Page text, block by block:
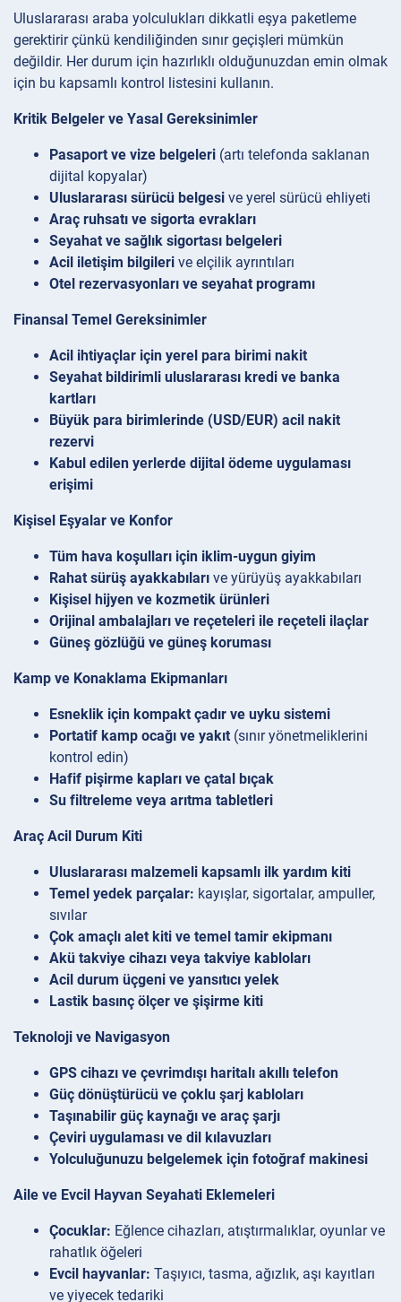
Uluslararası araba yolculukları dikkatli eşya paketleme
gerektirir çünkü kendiliğinden sınır geçişleri mümkün
değildir. Her durum için hazırlıklı olduğunuzdan emin olmak
için bu kapsamlı kontrol listesini kullanın.
Kritik Belgeler ve Yasal Gereksinimler
Pasaport ve vize belgeleri (artı telefonda saklanan
dijital kopyalar)
Uluslararası sürücü belgesi ve yerel sürücü ehliyeti
Araç ruhsatı ve sigorta evrakları
Seyahat ve sağlık sigortası belgeleri
Acil iletişim bilgileri ve elçilik ayrıntıları
Otel rezervasyonları ve seyahat programı
Finansal Temel Gereksinimler
Acil ihtiyaçlar için yerel para birimi nakit
Seyahat bildirimli uluslararası kredi ve banka
kartları
Büyük para birimlerinde (USD/EUR) acil nakit
rezervi
Kabul edilen yerlerde dijital ödeme uygulaması
erişimi
Kişisel Eşyalar ve Konfor
Tüm hava koşulları için iklim-uygun giyim
Rahat sürüş ayakkabıları ve yürüyüş ayakkabıları
Kişisel hijyen ve kozmetik ürünleri
Orijinal ambalajları ve reçeteleri ile reçeteli ilaçlar
Güneş gözlüğü ve güneş koruması
Kamp ve Konaklama Ekipmanları
Esneklik için kompakt çadır ve uyku sistemi
Portatif kamp ocağı ve yakıt (sınır yönetmeliklerini
kontrol edin)
Hafif pişirme kapları ve çatal bıçak
Su filtreleme veya arıtma tabletleri
Araç Acil Durum Kiti
Uluslararası malzemeli kapsamlı ilk yardım kiti
Temel yedek parçalar: kayışlar, sigortalar, ampuller,
sıvılar
Çok amaçlı alet kiti ve temel tamir ekipmanı
Akü takviye cihazı veya takviye kabloları
Acil durum üçgeni ve yansıtıcı yelek
Lastik basınç ölçer ve şişirme kiti
Teknoloji ve Navigasyon
GPS cihazı ve çevrimdışı haritalı akıllı telefon
Güç dönüştürücü ve çoklu şarj kabloları
Taşınabilir güç kaynağı ve araç şarjı
Çeviri uygulaması ve dil kılavuzları
Yolculuğunuzu belgelemek için fotoğraf makinesi
Aile ve Evcil Hayvan Seyahati Eklemeleri
Çocuklar: Eğlence cihazları, atıştırmalıklar, oyunlar ve
rahatlık öğeleri
Evcil hayvanlar: Taşıyıcı, tasma, ağızlık, aşı kayıtları
ve yiyecek tedariki